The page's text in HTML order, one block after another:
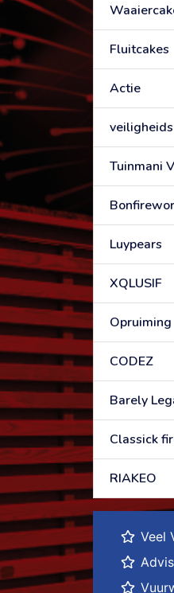
Fluitcakes
Actie
Tuinmani
Luypears
XQLUSIF
Opruiming
CODEZ
Barely
Classick
RIAKEO
Veel